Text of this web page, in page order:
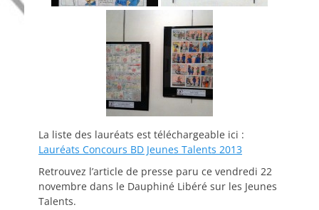
La liste des lauréats est téléchargeable ici :
Lauréats Concours BD Jeunes Talents 2013
Retrouvez l’article de presse paru ce vendredi 22
novembre dans le Dauphiné Libéré sur les Jeunes
Talents.